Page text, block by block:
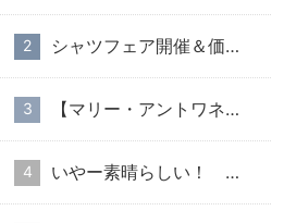
シャツフェア開催＆価格改定のお知らせ
【マリー・アントワネット・スタイル】part１
いやー素晴らしい！ ８月１２日からどこに出かけても高いので、国分寺店営業